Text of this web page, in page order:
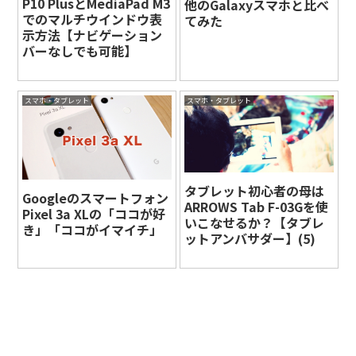
でのマルチウインドウ表
示方法【ナビゲーション
バーなしでも可能】
他のGalaxyスマホと比べ
てみた
スマホ・タブレット
Googleのスマートフォン
Pixel 3a XLの「ココが好
き」「ココがイマイチ」
スマホ・タブレット
タブレット初心者の母は
ARROWS Tab F-03Gを使
いこなせるか？【タブレ
ットアンバサダー】(5)